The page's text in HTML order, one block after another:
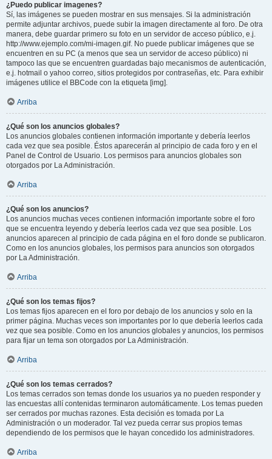
¿Puedo publicar imagenes?
Sí, las imágenes se pueden mostrar en sus mensajes. Si la administración
permite adjuntar archivos, puede subir la imagen directamente al foro. De otra
manera, debe guardar primero su foto en un servidor de acceso público, e.j.
http://www.ejemplo.com/mi-imagen.gif. No puede publicar imágenes que se
encuentren en su PC (a menos que sea un servidor de acceso público) ni
tampoco las que se encuentren guardadas bajo mecanismos de autenticación,
e.j. hotmail o yahoo correo, sitios protegidos por contraseñas, etc. Para exhibir
imágenes utilice el BBCode con la etiqueta [img].
Arriba
¿Qué son los anuncios globales?
Los anuncios globales contienen información importante y debería leerlos
cada vez que sea posible. Éstos aparecerán al principio de cada foro y en el
Panel de Control de Usuario. Los permisos para anuncios globales son
otorgados por La Administración.
Arriba
¿Qué son los anuncios?
Los anuncios muchas veces contienen información importante sobre el foro
que se encuentra leyendo y debería leerlos cada vez que sea posible. Los
anuncios aparecen al principio de cada página en el foro donde se publicaron.
Como en los anuncios globales, los permisos para anuncios son otorgados
por La Administración.
Arriba
¿Qué son los temas fijos?
Los temas fijos aparecen en el foro por debajo de los anuncios y solo en la
primer página. Muchas veces son importantes por lo que debería leerlos cada
vez que sea posible. Como en los anuncios globales y anuncios, los permisos
para fijar un tema son otorgados por La Administración.
Arriba
¿Qué son los temas cerrados?
Los temas cerrados son temas donde los usuarios ya no pueden responder y
las encuestas allí contenidas terminaron automáticamente. Los temas pueden
ser cerrados por muchas razones. Esta decisión es tomada por La
Administración o un moderador. Tal vez pueda cerrar sus propios temas
dependiendo de los permisos que le hayan concedido los administradores.
Arriba